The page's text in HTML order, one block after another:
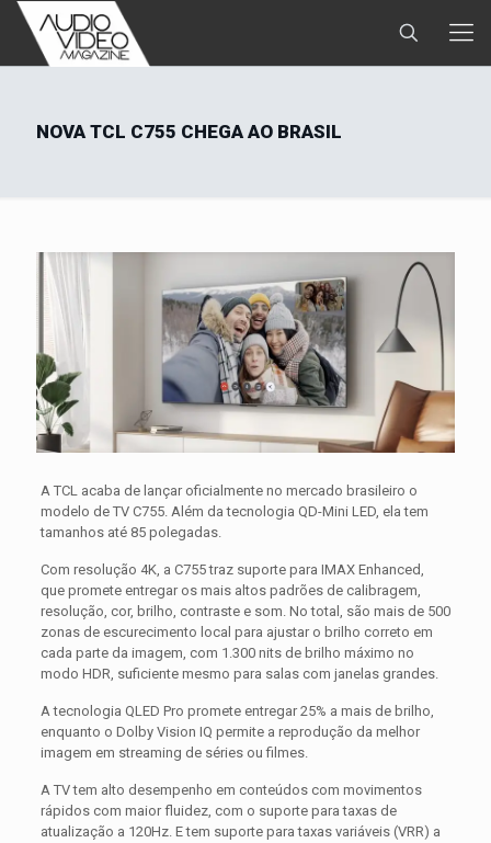
NOVA TCL C755 CHEGA AO BRASIL
A TCL acaba de lançar oficialmente no mercado brasileiro o
modelo de TV C755. Além da tecnologia QD-Mini LED, ela tem
tamanhos até 85 polegadas.
Com resolução 4K, a C755 traz suporte para IMAX Enhanced,
que promete entregar os mais altos padrões de calibragem,
resolução, cor, brilho, contraste e som. No total, são mais de 500
zonas de escurecimento local para ajustar o brilho correto em
cada parte da imagem, com 1.300 nits de brilho máximo no
modo HDR, suficiente mesmo para salas com janelas grandes.
A tecnologia QLED Pro promete entregar 25% a mais de brilho,
enquanto o Dolby Vision IQ permite a reprodução da melhor
imagem em streaming de séries ou filmes.
A TV tem alto desempenho em conteúdos com movimentos
rápidos com maior fluidez, com o suporte para taxas de
atualização a 120Hz. E tem suporte para taxas variáveis (VRR) a